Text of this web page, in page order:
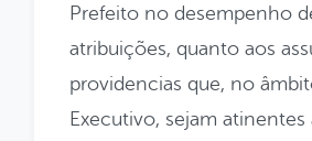
Prefeito no desempenho
atribuições, quanto aos
providencias que, no
Executivo, sejam atinentes